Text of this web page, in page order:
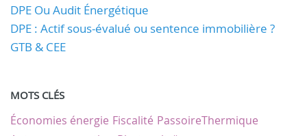
DPE Ou Audit Énergétique
DPE : Actif sous-évalué ou sentence immobilière ?
GTB & CEE
MOTS CLÉS
Économies énergie Fiscalité PassoireThermique